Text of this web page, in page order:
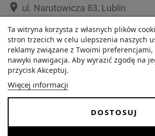
75,54 zł
-
place ul. Narutowicza 83, Lublin
placeul. 1 Maja 36, Lublin
Ta witryna korzysta z własnych plików
stron trzecich w celu ulepszenia naszych
reklamy związane z Twoimi
nawyki nawigacja. Aby wyrazić zgodę na
przycisk Akceptuj.
Więcej informacji
DOSTOSUJ
O nas Zezwolenie
FAQ